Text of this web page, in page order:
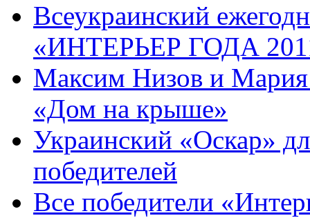
Всеукраинский
«ИНТЕРЬЕР ГОДА
Максим Низов и
«Дом на крыше»
Украинский «Оскар»
победителей
Все победители